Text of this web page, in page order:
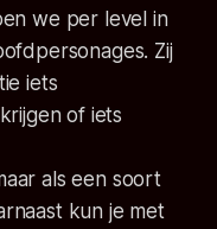
we per level in
Zij
iets
of iets
als een soort
kun je met